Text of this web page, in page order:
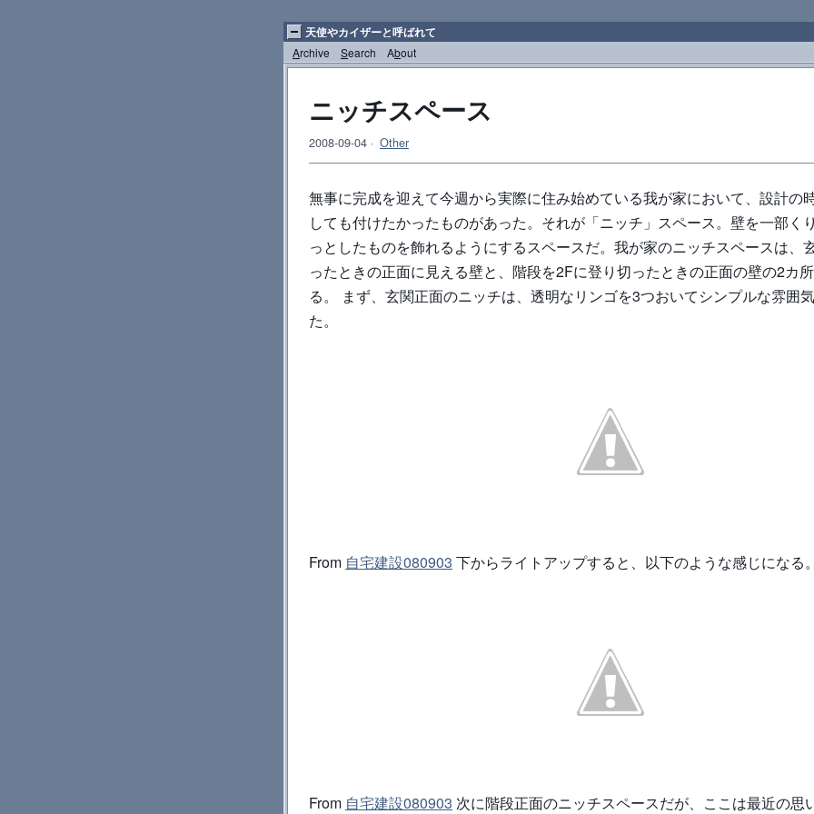
天使やカイザーと呼ばれて
Archive Search About
ニッチスペース
2008-09-04 · Other
無事に完成を迎えて今週から実際に住み始めている我が家において、設計の
しても付けたかったものがあった。それが「ニッチ」スペース。壁を一部く
っとしたものを飾れるようにするスペースだ。我が家のニッチスペースは、
ったときの正面に見える壁と、階段を2Fに登り切ったときの正面の壁の2カ
る。 まず、玄関正面のニッチは、透明なリンゴを3つおいてシンプルな雰囲
た。
From 自宅建設080903 下からライトアップすると、以下のような感じになる。
From 自宅建設080903 次に階段正面のニッチスペースだが、ここは最近の思